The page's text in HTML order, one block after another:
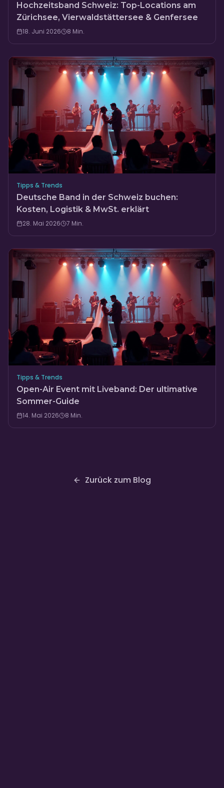
Hochzeitsband Schweiz: Top-Locations am
Zürichsee, Vierwaldstättersee & Genfersee
18. Juni 2026 8 Min.
Tipps & Trends
Deutsche Band in der Schweiz buchen:
Kosten, Logistik & MwSt. erklärt
28. Mai 2026 7 Min.
Tipps & Trends
Open-Air Event mit Liveband: Der ultimative
Sommer-Guide
14. Mai 2026 8 Min.
Zurück zum Blog